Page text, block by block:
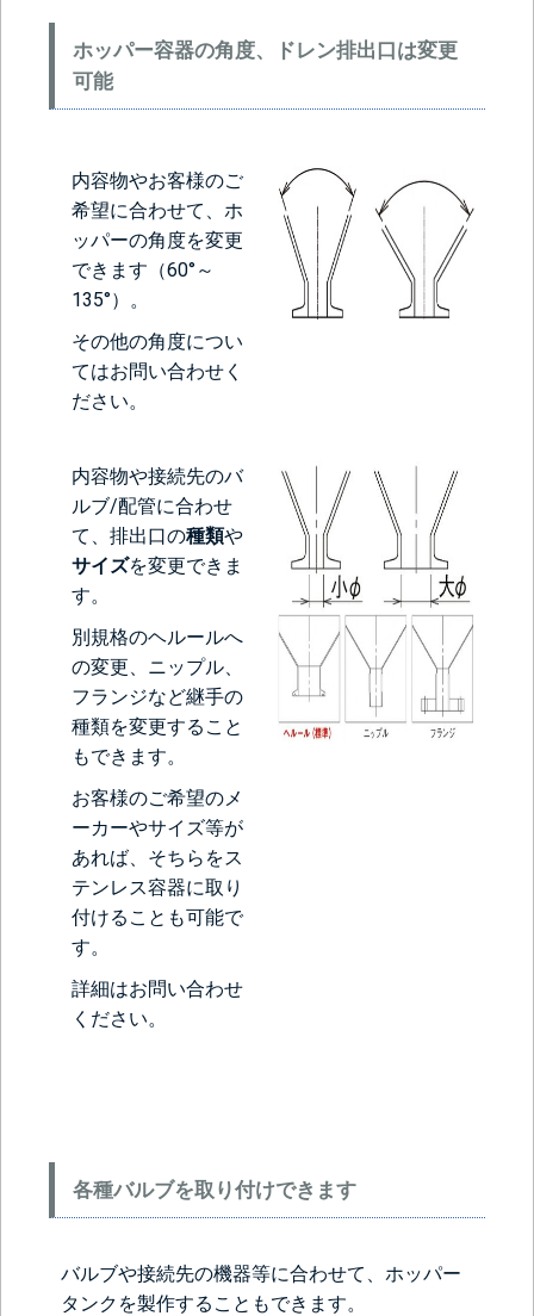
ホッパー容器の角度、ドレン排出口は変更
可能
内容物やお客様のご
希望に合わせて、ホ
ッパーの角度を変更
できます（60°～
135°）。
その他の角度につい
てはお問い合わせく
ださい。
内容物や接続先のバ
ルブ/配管に合わせ
て、排出口の種類や
サイズを変更できま
す。
別規格のヘルールへ
の変更、ニップル、
フランジなど継手の
種類を変更すること
もできます。
お客様のご希望のメ
ーカーやサイズ等が
あれば、そちらをス
テンレス容器に取り
付けることも可能で
す。
詳細はお問い合わせ
ください。
各種バルブを取り付けできます
バルブや接続先の機器等に合わせて、ホッパー
タンクを製作することもできます。